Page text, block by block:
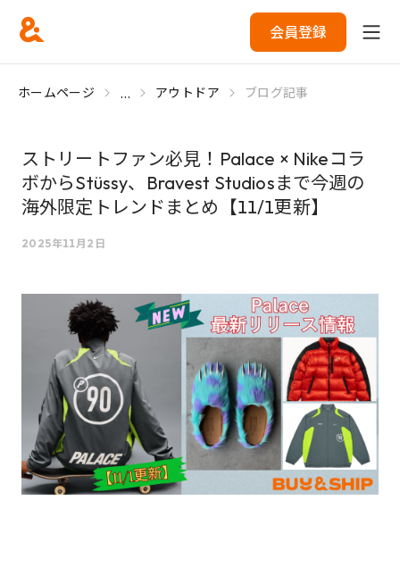
会員登録
ホームページ ... アウトドア ブログ記事
ストリートファン必見！Palace × Nikeコラ
ボからStüssy、Bravest Studiosまで今週の
海外限定トレンドまとめ【11/1更新】
2025年11月2日